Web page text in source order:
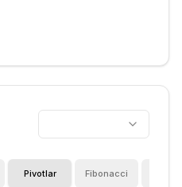
Pivotlar Fibonacci